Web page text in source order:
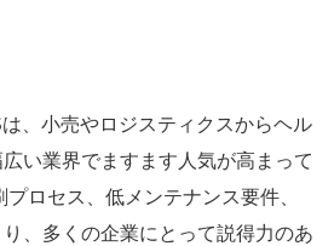
、小売やロジスティクスからヘル
い業界でますます人気が高まって
ロセス、低メンテナンス要件、
、多くの企業にとって説得力のあ